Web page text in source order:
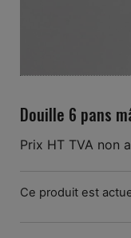
Douille 6 pans
Prix HT TVA non
Ce produit est